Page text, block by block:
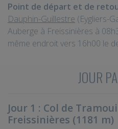
Point de départ et de
Dauphin-Guillestre (Eygliers-
Auberge à Freissinières à
même endroit vers 16h00 le
JOUR
Jour 1 : Col de
Freissinières (1181 m)